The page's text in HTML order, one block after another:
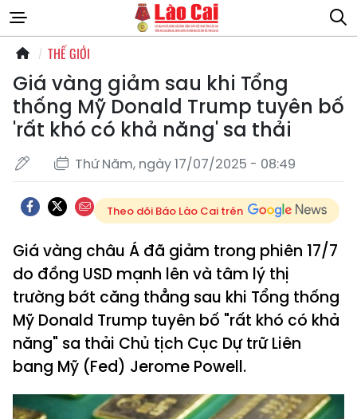
THẾ GIỚI
Giá vàng giảm sau khi Tổng
thống Mỹ Donald Trump tuyên bố
'rất khó có khả năng' sa thải
Thứ Năm, ngày 17/07/2025 - 08:49
Theo dõi Báo Lào Cai trên
Giá vàng châu Á đã giảm trong phiên 17/7
do đồng USD mạnh lên và tâm lý thị
trường bớt căng thẳng sau khi Tổng thống
Mỹ Donald Trump tuyên bố "rất khó có khả
năng" sa thải Chủ tịch Cục Dự trữ Liên
bang Mỹ (Fed) Jerome Powell.